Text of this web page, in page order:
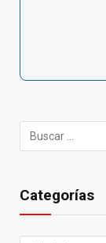
Categorías